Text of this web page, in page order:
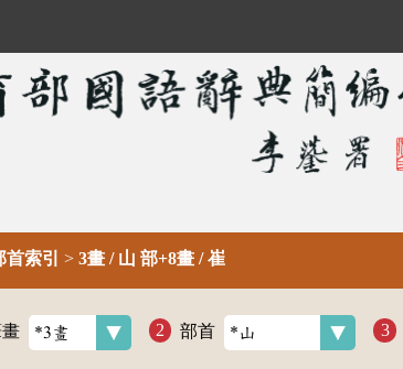
首索引 > 3畫 / 山 部+8畫 / 崔
部首